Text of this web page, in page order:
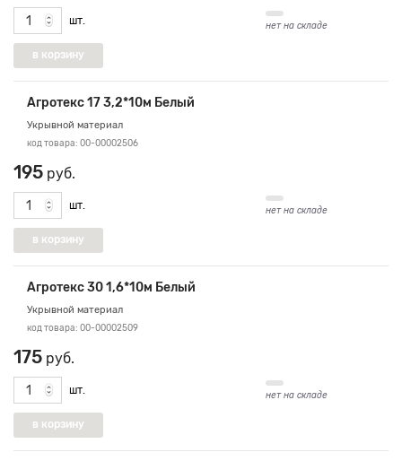
шт. нет на складе
Агротекс 17 3,2*10м Белый
Укрывной материал
код товара: 00-00002506
195 руб.
шт. нет на складе
Агротекс 30 1,6*10м Белый
Укрывной материал
код товара: 00-00002509
175 руб.
шт. нет на складе